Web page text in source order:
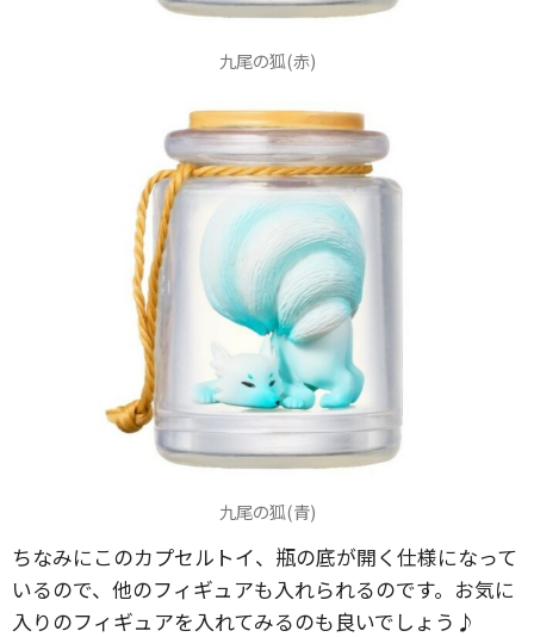
九尾の狐(赤)
九尾の狐(青)
ちなみにこのカプセルトイ、瓶の底が開く仕様になって
いるので、他のフィギュアも入れられるのです。お気に
入りのフィギュアを入れてみるのも良いでしょう♪